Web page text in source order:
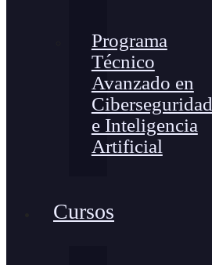
Programa
Técnico
Avanzado en
Ciberseguridad
e Inteligencia
Artificial
Cursos